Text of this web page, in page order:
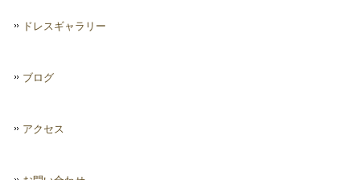
ドレスギャラリー
ブログ
アクセス